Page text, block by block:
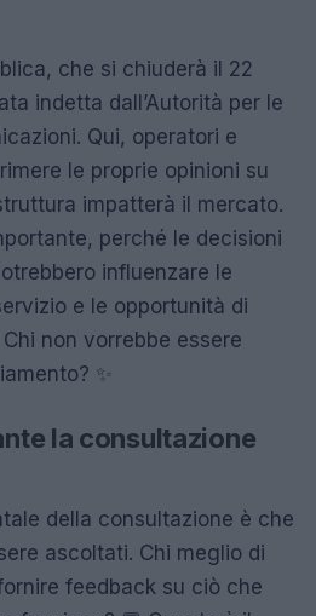
che si chiuderà il 22
indetta dall’Autorità per le
Qui, operatori e
le proprie opinioni su
impatterà il mercato.
perché le decisioni
influenzare le
e le opportunità di
non vorrebbe essere
✨
la consultazione
della consultazione è che
ascoltati. Chi meglio di
feedback su ciò che